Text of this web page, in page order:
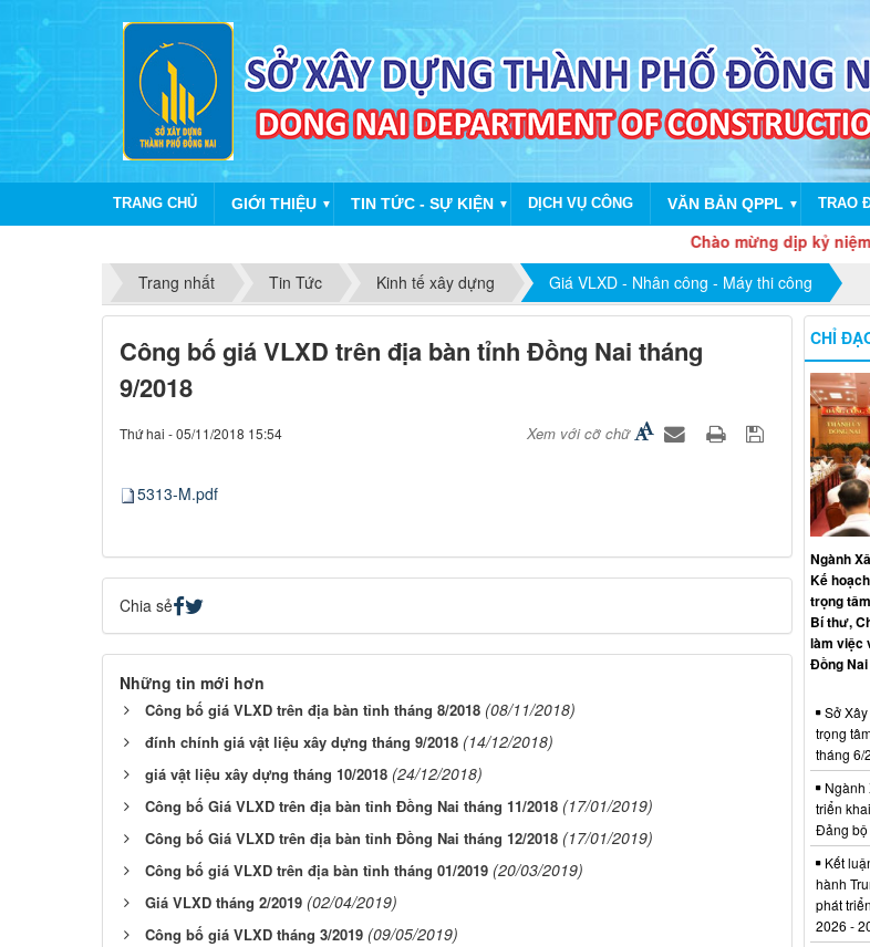
TRANG CHỦ GIỚI THIỆU ▼ TIN TỨC - SỰ KIỆN ▼ DỊCH VỤ CÔNG VĂN BẢN QPPL ▼ TRAO
Chào mừng dịp kỷ niệm 80
Trang nhất
Tin Tức Kinh tế xây dựng Giá VLXD - Nhân công - Máy thi công
Công bố giá VLXD trên địa bàn tỉnh Đồng Nai tháng
9/2018
Thứ hai - 05/11/2018 15:54 Xem với cỡ chữ
5313-M.pdf
Chia sẻ
Những tin mới hơn
Công bố giá VLXD trên địa bàn tỉnh tháng 8/2018 (08/11/2018)
đính chính giá vật liệu xây dựng tháng 9/2018 (14/12/2018)
giá vật liệu xây dựng tháng 10/2018 (24/12/2018)
Công bố Giá VLXD trên địa bàn tỉnh Đồng Nai tháng 11/2018 (17/01/2019)
Công bố Giá VLXD trên địa bàn tỉnh Đồng Nai tháng 12/2018 (17/01/2019)
Công bố giá VLXD trên địa bàn tỉnh tháng 01/2019 (20/03/2019)
Giá VLXD tháng 2/2019 (02/04/2019)
Công bố giá VLXD tháng 3/2019 (09/05/2019)
CHỈ
Ngành
Kế
trọng
Bí thư,
làm việc
Đồng Nai
Sở Xây
trọng
tháng 6/
Ngành
triển
Đảng
Kết
hành
phát
2026 -